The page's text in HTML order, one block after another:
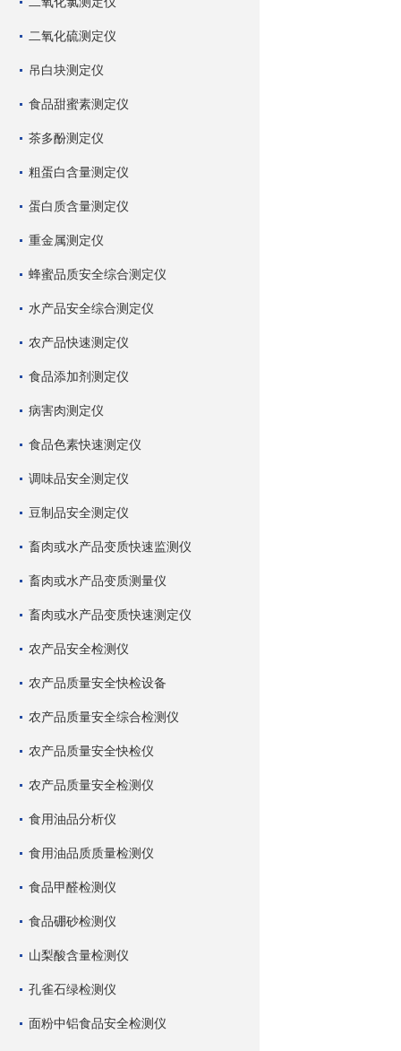
二氧化硫测定仪
吊白块测定仪
食品甜蜜素测定仪
茶多酚测定仪
粗蛋白含量测定仪
蛋白质含量测定仪
重金属测定仪
蜂蜜品质安全综合测定仪
水产品安全综合测定仪
农产品快速测定仪
食品添加剂测定仪
病害肉测定仪
食品色素快速测定仪
调味品安全测定仪
豆制品安全测定仪
畜肉或水产品变质快速监测仪
畜肉或水产品变质测量仪
畜肉或水产品变质快速测定仪
农产品安全检测仪
农产品质量安全快检设备
农产品质量安全综合检测仪
农产品质量安全快检仪
农产品质量安全检测仪
食用油品分析仪
食用油品质质量检测仪
食品甲醛检测仪
食品硼砂检测仪
山梨酸含量检测仪
孔雀石绿检测仪
面粉中铝食品安全检测仪